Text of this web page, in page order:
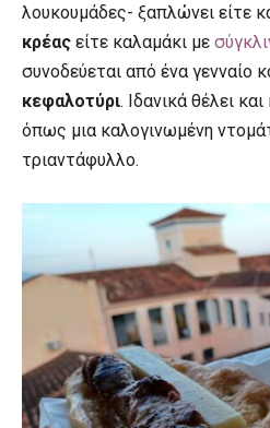
λουκουμάδες- ξαπλώνει είτε
κρέας είτε καλαμάκι με
συνοδεύεται από ένα γενναίο
κεφαλοτύρι. Ιδανικά θέλει
όπως μια καλογινωμένη
τριαντάφυλλο.